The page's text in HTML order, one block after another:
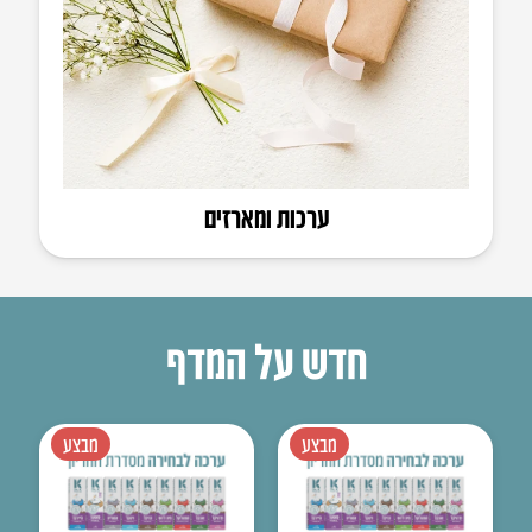
ערכות ומארזים
חדש על המדף
מבצע מבצע